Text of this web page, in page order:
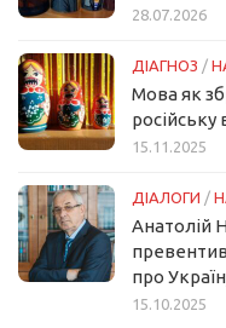
28.07.2026
ДІАГНОЗ /
Мова як
15.11.2025
ДІАЛОГИ /
Анатолій
про
15.10.2025